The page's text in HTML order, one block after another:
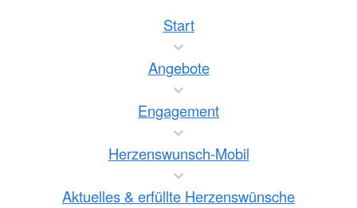
Start
Angebote
Engagement
Herzenswunsch-Mobil
Aktuelles & erfüllte Herzenswünsche